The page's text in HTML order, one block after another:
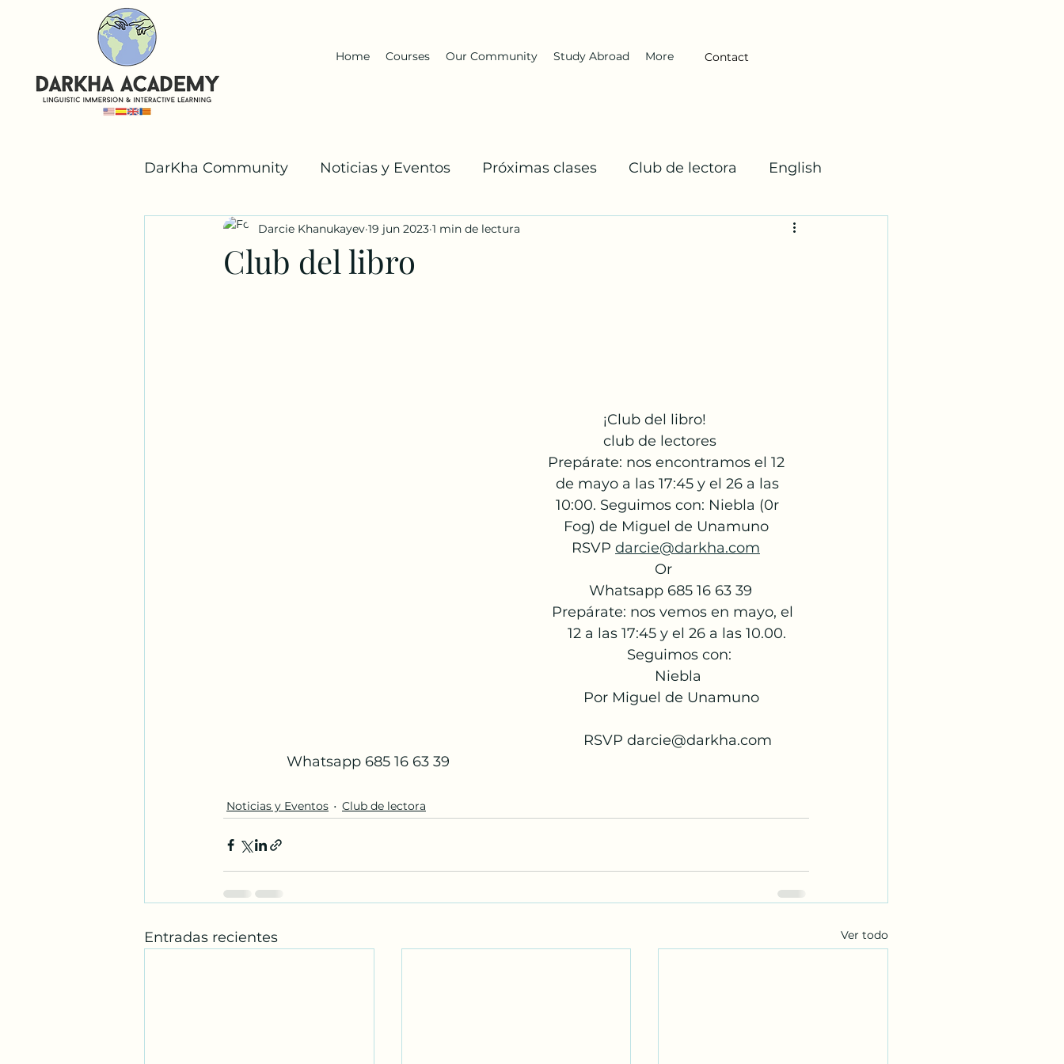
Home Courses Our Community Study Abroad More Contact
DarKha Community Noticias y Eventos Próximas clases Club de lectora English
Español Valencià El Equipo DarKha Inglés: Explicaciones y practicas
Club del libro
Darcie Khanukayev 19 jun 2023 1 min de lectura
                  ¡Club del libro!
                  club de lectores
    Prepárate: nos encontramos el 12
      de mayo a las 17:45 y el 26 a las
      10:00. Seguimos con: Niebla (0r
        Fog) de Miguel de Unamuno
          RSVP
darcie@darkha.com
                               Or
Whatsapp 685 16 63 39
     Prepárate: nos vemos en mayo, el
         12 a las 17:45 y el 26 a las 10.00.
                        Seguimos con:
                               Niebla
             Por Miguel de Unamuno
             RSVP darcie@darkha.com
                Whatsapp 685 16 63 39
Noticias y Eventos Club de lectora
Entradas recientes Ver todo